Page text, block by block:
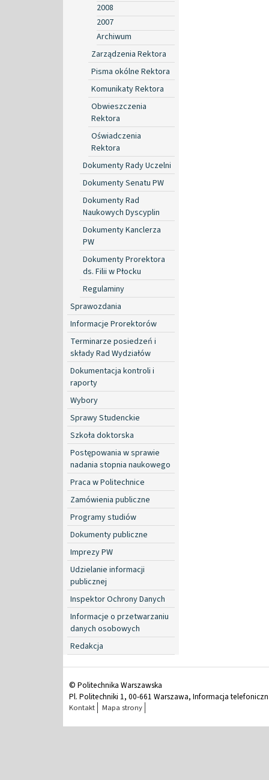
2008
2007
Archiwum
Zarządzenia Rektora
Pisma okólne Rektora
Komunikaty Rektora
Obwieszczenia
Rektora
Oświadczenia
Rektora
Dokumenty Rady Uczelni
Dokumenty Senatu PW
Dokumenty Rad
Naukowych Dyscyplin
Dokumenty Kanclerza
PW
Dokumenty Prorektora
ds. Filii w Płocku
Regulaminy
Sprawozdania
Informacje Prorektorów
Terminarze posiedzeń i
składy Rad Wydziałów
Dokumentacja kontroli i
raporty
Wybory
Sprawy Studenckie
Szkoła doktorska
Postępowania w sprawie
nadania stopnia naukowego
Praca w Politechnice
Zamówienia publiczne
Programy studiów
Dokumenty publiczne
Imprezy PW
Udzielanie informacji
publicznej
Inspektor Ochrony Danych
Informacje o przetwarzaniu
danych osobowych
Redakcja
© Politechnika Warszawska
Pl. Politechniki 1, 00-661 Warszawa, Informacja
Kontakt Mapa strony